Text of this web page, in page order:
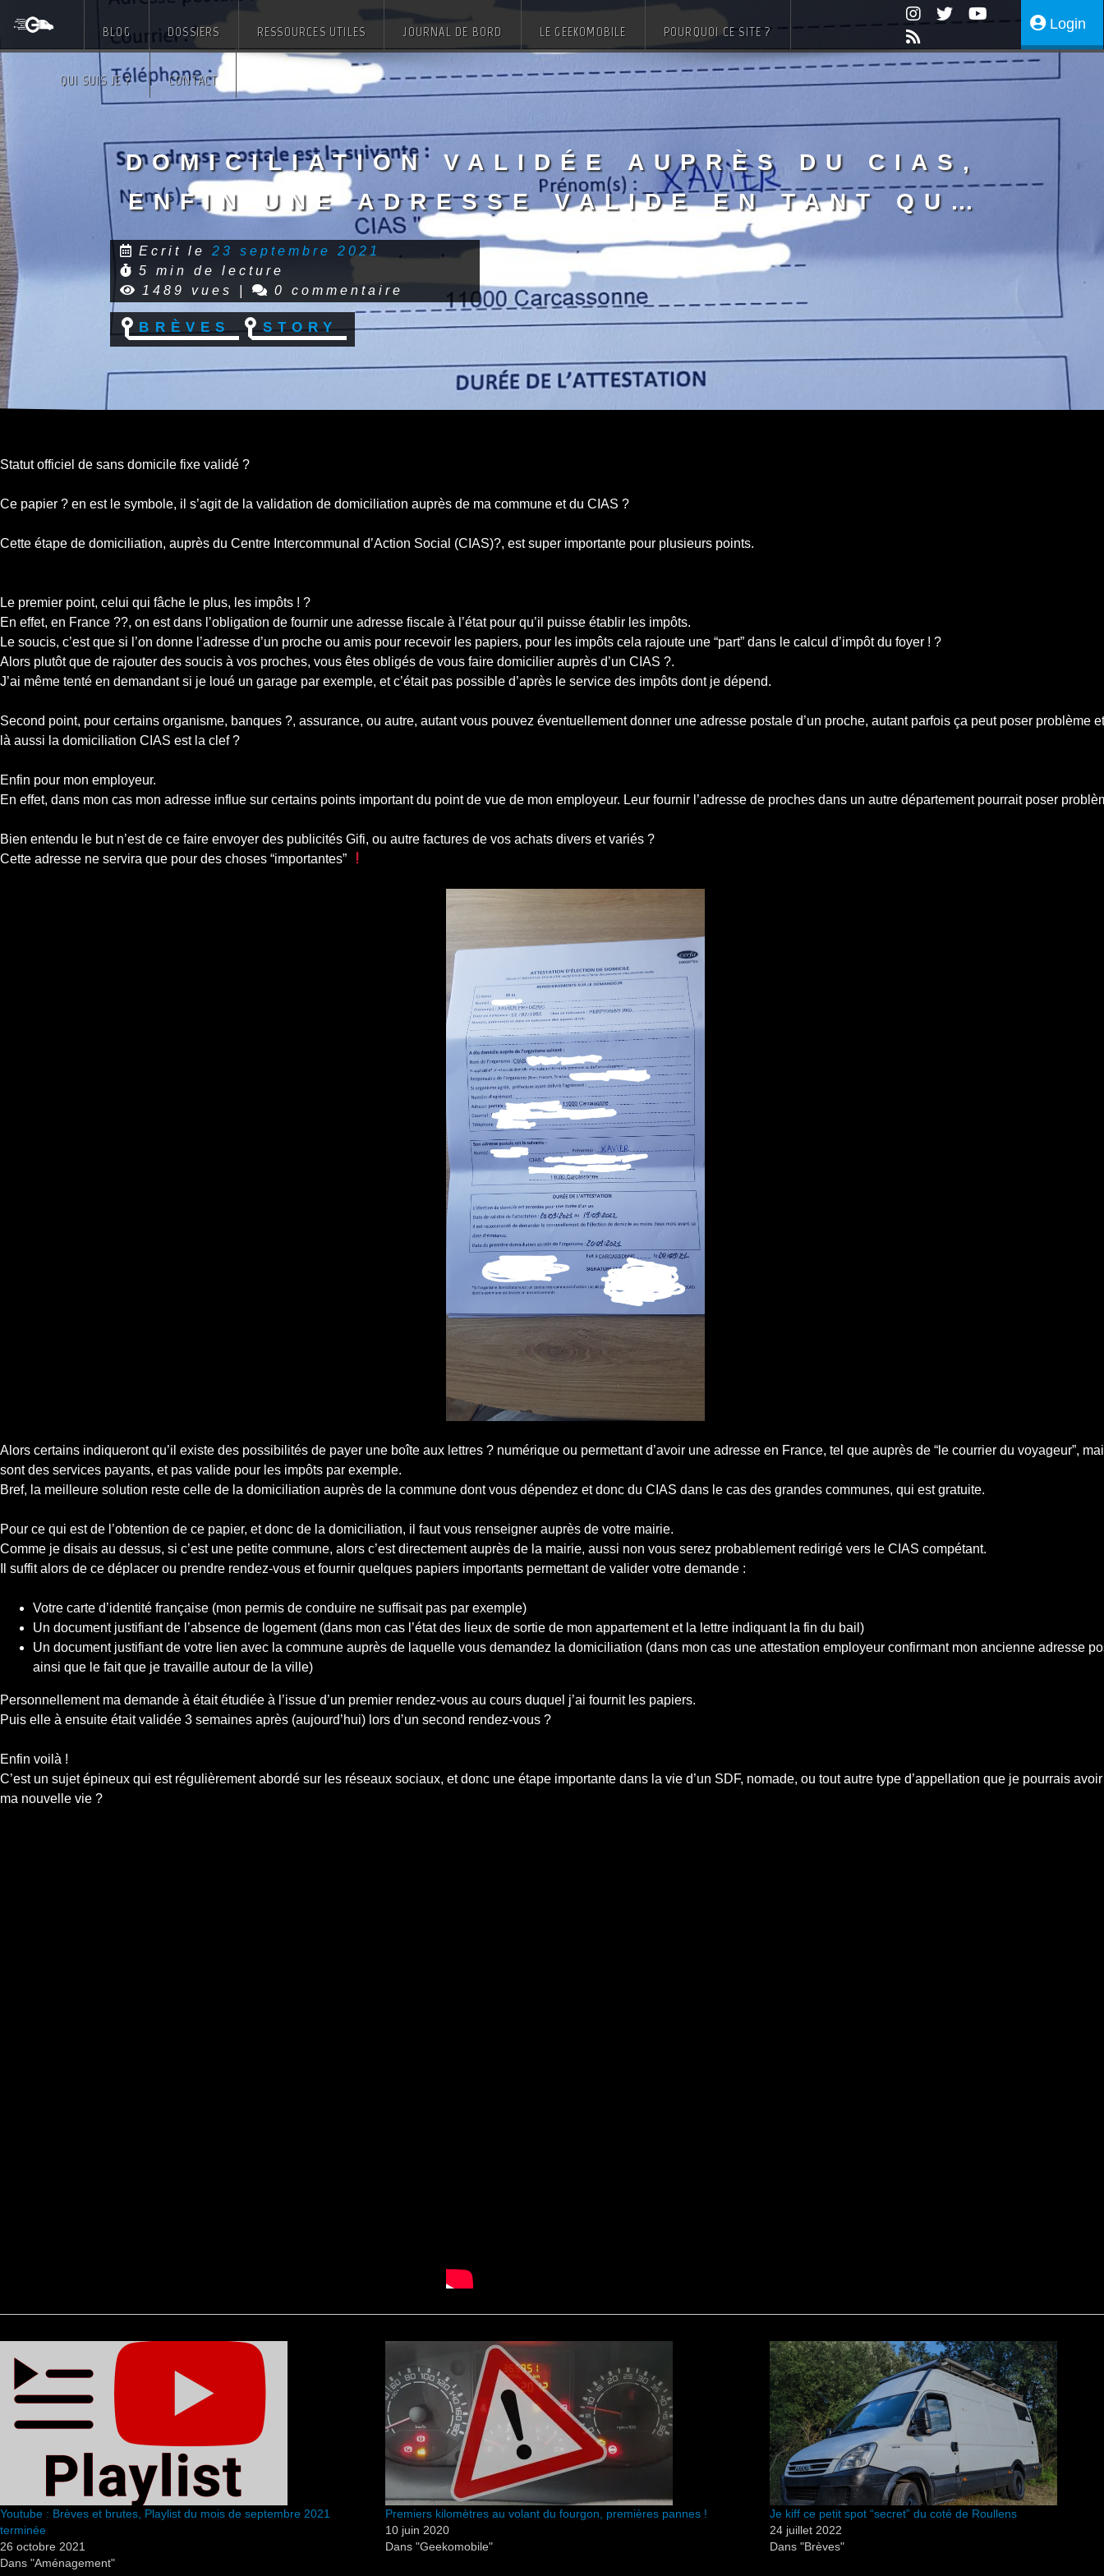
BLOG DOSSIERS RESSOURCES UTILES JOURNAL DE BORD LE GEEKOMOBILE POURQUOI CE SITE ?
QUI SUIS JE ? CONTACT
Login
Skip
to
content
Brèves Story
Domiciliation validée auprès du CIAS,
enfin une adresse valide en tant que
SDF
Ecrit le23 septembre 2021
5 min de lecture
1489 vues
0 commentaire
Statut officiel de sans domicile fixe validé ?
Ce papier ? en est le symbole, il s’agit de la validation de domiciliation auprès de ma commune et du CIAS ?
Cette étape de domiciliation, auprès du Centre Intercommunal d’Action Social (CIAS)?, est super importante pour plusieurs points.
Le premier point, celui qui fâche le plus, les impôts ! ?
En effet, en France ??, on est dans l’obligation de fournir une adresse fiscale à l’état pour qu’il puisse établir les impôts.
Le soucis, c’est que si l’on donne l’adresse d’un proche ou amis pour recevoir les papiers, pour les impôts cela rajoute une “part” dans le calcul d’impôt du foyer ! ?
Alors plutôt que de rajouter des soucis à vos proches, vous êtes obligés de vous faire domicilier auprès d’un CIAS ?.
J’ai même tenté en demandant si je loué un garage par exemple, et c’était pas possible d’après le service des impôts dont je dépend.
Second point, pour certains organisme, banques ?, assurance, ou autre, autant vous pouvez éventuellement donner une adresse postale d’un proche, autant parfois ça peut poser problème
là aussi la domiciliation CIAS est la clef ?
Enfin pour mon employeur.
En effet, dans mon cas mon adresse influe sur certains points important du point de vue de mon employeur. Leur fournir l’adresse de proches dans un autre département pourrait poser
Bien entendu le but n’est de ce faire envoyer des publicités Gifi, ou autre factures de vos achats divers et variés ?
Cette adresse ne servira que pour des choses “importantes”
Alors certains indiqueront qu’il existe des possibilités de payer une boîte aux lettres ? numérique ou permettant d’avoir une adresse en France, tel que auprès de “le courrier du voyageur”,
sont des services payants, et pas valide pour les impôts par exemple.
Bref, la meilleure solution reste celle de la domiciliation auprès de la commune dont vous dépendez et donc du CIAS dans le cas des grandes communes, qui est gratuite.
Pour ce qui est de l’obtention de ce papier, et donc de la domiciliation, il faut vous renseigner auprès de votre mairie.
Comme je disais au dessus, si c’est une petite commune, alors c’est directement auprès de la mairie, aussi non vous serez probablement redirigé vers le CIAS compétant.
Il suffit alors de ce déplacer ou prendre rendez-vous et fournir quelques papiers importants permettant de valider votre demande :
Votre carte d’identité française (mon permis de conduire ne suffisait pas par exemple)
Un document justifiant de l’absence de logement (dans mon cas l’état des lieux de sortie de mon appartement et la lettre indiquant la fin du bail)
Un document justifiant de votre lien avec la commune auprès de laquelle vous demandez la domiciliation (dans mon cas une attestation employeur confirmant mon ancienne adresse
ainsi que le fait que je travaille autour de la ville)
Personnellement ma demande à était étudiée à l’issue d’un premier rendez-vous au cours duquel j’ai fournit les papiers.
Puis elle à ensuite était validée 3 semaines après (aujourd’hui) lors d’un second rendez-vous ?
Enfin voilà !
C’est un sujet épineux qui est régulièrement abordé sur les réseaux sociaux, et donc une étape importante dans la vie d’un SDF, nomade, ou tout autre type d’appellation que je pourrais
ma nouvelle vie ?
Youtube : Brèves et brutes, Playlist du mois de septembre 2021
terminée
26 octobre 2021
Dans "Aménagement"
Premiers kilomètres au volant du fourgon, premières pannes !
10 juin 2020
Dans "Geekomobile"
Je kiff ce petit spot “secret” du coté de Roullens
24 juillet 2022
Dans "Brèves"